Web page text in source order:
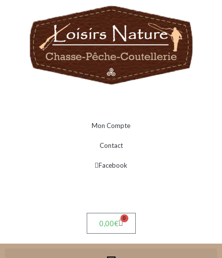
Mon Compte
Contact
Facebook
0,00€
0